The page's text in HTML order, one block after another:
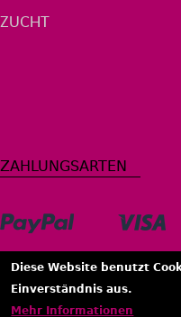
ZUCHT
Diese Website benutzt
Einverständnis aus.
Mehr Informationen